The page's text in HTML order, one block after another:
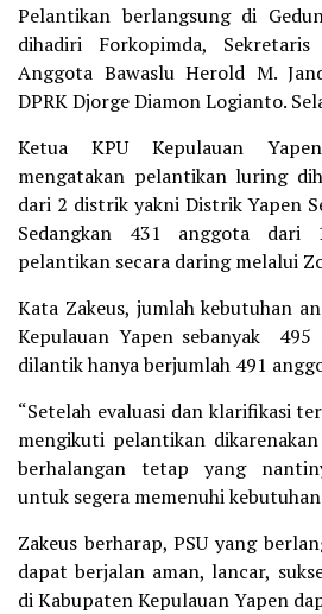
Pelantikan berlangsung di
dihadiri Forkopimda,
Anggota Bawaslu Herold M.
DPRK Djorge Diamon Logianto.
Ketua KPU Kepulauan
mengatakan pelantikan luring
dari 2 distrik yakni Distrik Yapen
Sedangkan 431 anggota dari
pelantikan secara daring melalui
Kata Zakeus, jumlah kebutuhan
Kepulauan Yapen sebanyak 495
dilantik hanya berjumlah 491
“Setelah evaluasi dan klarifikasi
mengikuti pelantikan
berhalangan tetap yang
untuk segera memenuhi
Zakeus berharap, PSU yang
dapat berjalan aman, lancar,
di Kabupaten Kepulauan Yapen